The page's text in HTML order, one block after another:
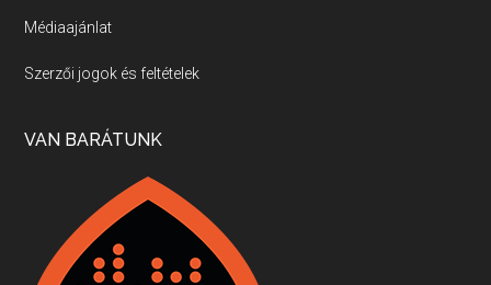
Villány, kékfrankos, Jackfall
Apr 17, 2026 • 00:35:38
Boston, teadélután, bab és homár
Apr 9, 2026 • 00:37:17
Médiaajánlat
Szerzői jogok és feltételek
VAN BARÁTUNK